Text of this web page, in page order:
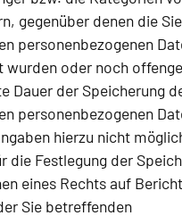
gegenüber denen die Sie
personenbezogenen
wurden oder noch
Dauer der Speicherung
personenbezogenen
hierzu nicht
die Festlegung der
eines Rechts auf
Sie betreffenden